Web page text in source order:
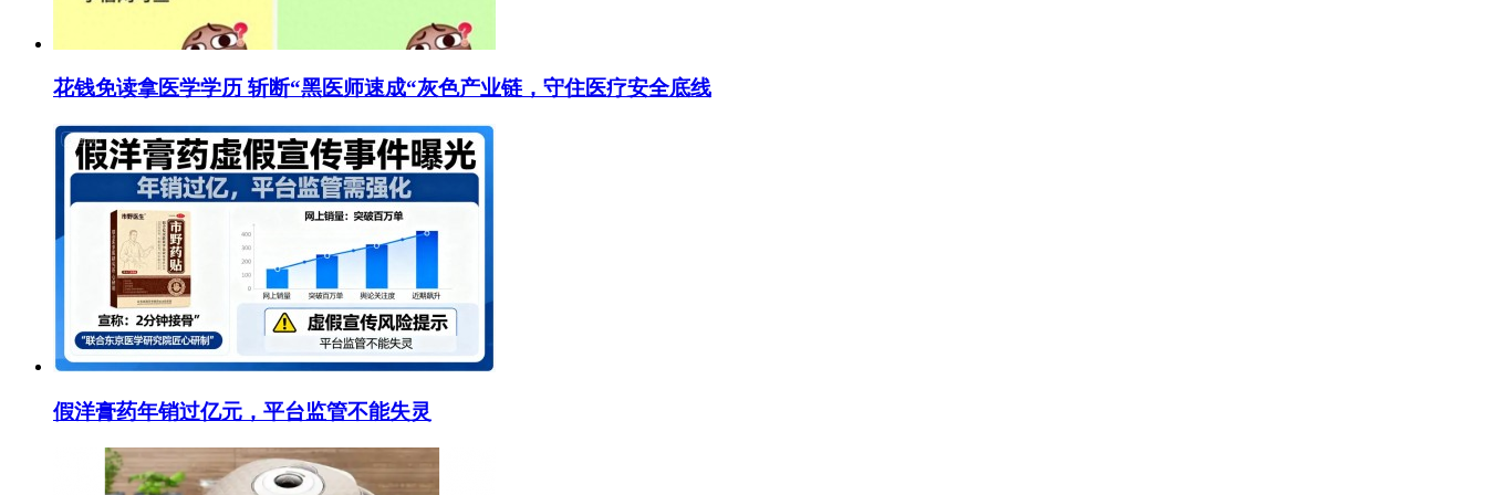
花钱免读拿医学学历 斩断“黑医师速成“灰色产业链，守住医疗安全底线
假洋膏药年销过亿元，平台监管不能失灵